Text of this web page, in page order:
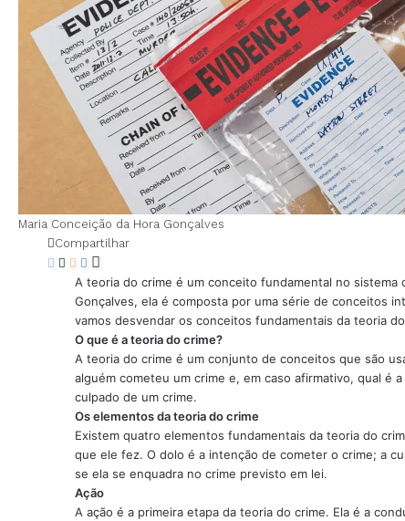
Maria Conceição da Hora Gonçalves
Compartilhar
A teoria do crime é um conceito fundamental no
Gonçalves, ela é composta por uma série de conceitos
vamos desvendar os conceitos fundamentais da teoria
O que é a teoria do crime?
A teoria do crime é um conjunto de conceitos que são
alguém cometeu um crime e, em caso afirmativo, qual é
culpado de um crime.
Os elementos da teoria do crime
Existem quatro elementos fundamentais da teoria do
que ele fez. O dolo é a intenção de cometer o crime; a
se ela se enquadra no crime previsto em lei.
Ação
A ação é a primeira etapa da teoria do crime. Ela é a